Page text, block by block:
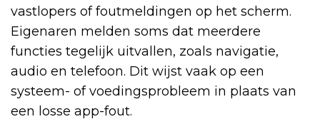
vastlopers of foutmeldingen op het scherm.
Eigenaren melden soms dat meerdere
functies tegelijk uitvallen, zoals navigatie,
audio en telefoon. Dit wijst vaak op een
systeem- of voedingsprobleem in plaats van
een losse app-fout.